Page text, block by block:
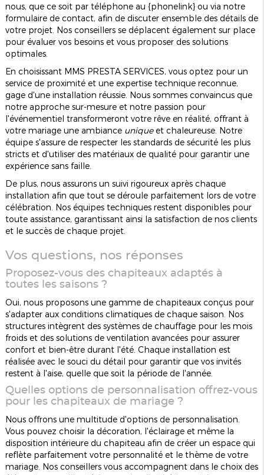
nous, que ce soit par téléphone au {phonelink} ou via notre
formulaire de contact, afin de discuter ensemble des détails de
votre projet. Nos conseillers se déplacent également sur place
pour évaluer vos besoins et vous proposer des solutions
optimales.
En choisissant MMS PRESTA SERVICES, vous optez pour un
service de proximité et une expertise technique reconnue,
gage d'une installation réussie. Nous sommes convaincus que
notre approche sur-mesure et notre passion pour
l'événementiel transformeront votre rêve en réalité, offrant à
votre mariage une ambiance uniqueet chaleureuse. Notre
équipe s'assure de respecter les standards de sécurité les plus
stricts et d'utiliser des matériaux de qualité pour garantir une
expérience sans faille.
De plus, nous assurons un suivi rigoureux après chaque
installation afin que tout se déroule parfaitement lors de votre
célébration. Nos équipes techniques restent disponibles pour
toute assistance, garantissant ainsi la satisfaction de nos clients
et le succès de chaque projet.
Vos questions, nos réponses
Proposez-vous des chapiteaux adaptés à
toutes les saisons ?
Oui, nous proposons une gamme de chapiteaux conçus pour
s'adapter aux conditions climatiques de chaque saison. Nos
structures intègrent des systèmes de chauffage pour les mois
froids et des solutions de ventilation avancées pour assurer
confort et bien-être durant l'été. Chaque installation est
réalisée avec le souci du détail pour garantir que vos invités
restent à l'aise, quelle que soit la période de l'année.
Quelles options de personnalisation offrez-vous
pour les chapiteaux de mariage ?
Nous offrons une multitude d'options de personnalisation.
Vous pouvez choisir la décoration, l'éclairage et même la
disposition intérieure du chapiteau afin de créer un espace qui
reflète parfaitement votre personnalité et le thème de votre
mariage. Nos conseillers vous accompagnent dans le choix des